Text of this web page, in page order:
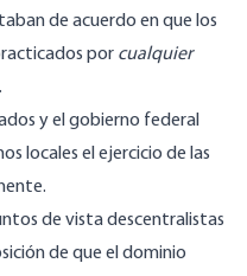
de acuerdo en que los
por cualquier
y el gobierno federal
locales el ejercicio de las
de vista descentralistas
de que el dominio